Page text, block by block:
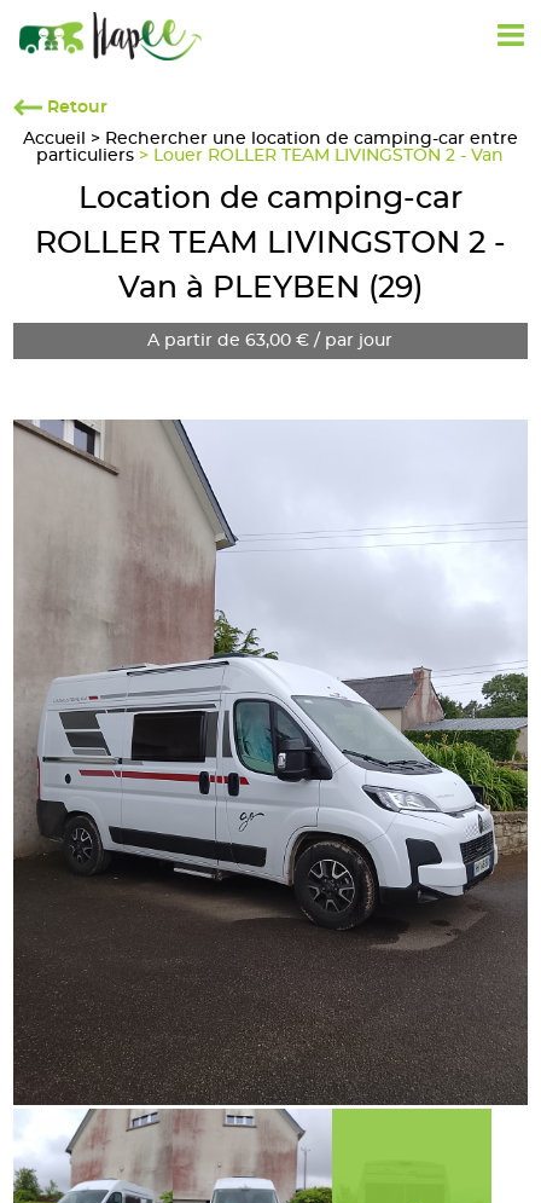
Retour
Accueil
> Rechercher une location de camping-car entre
particuliers > Louer ROLLER TEAM LIVINGSTON 2 - Van
Location de camping-car
ROLLER TEAM LIVINGSTON 2 -
Van à PLEYBEN (29)
A partir de 63,00 € / par jour